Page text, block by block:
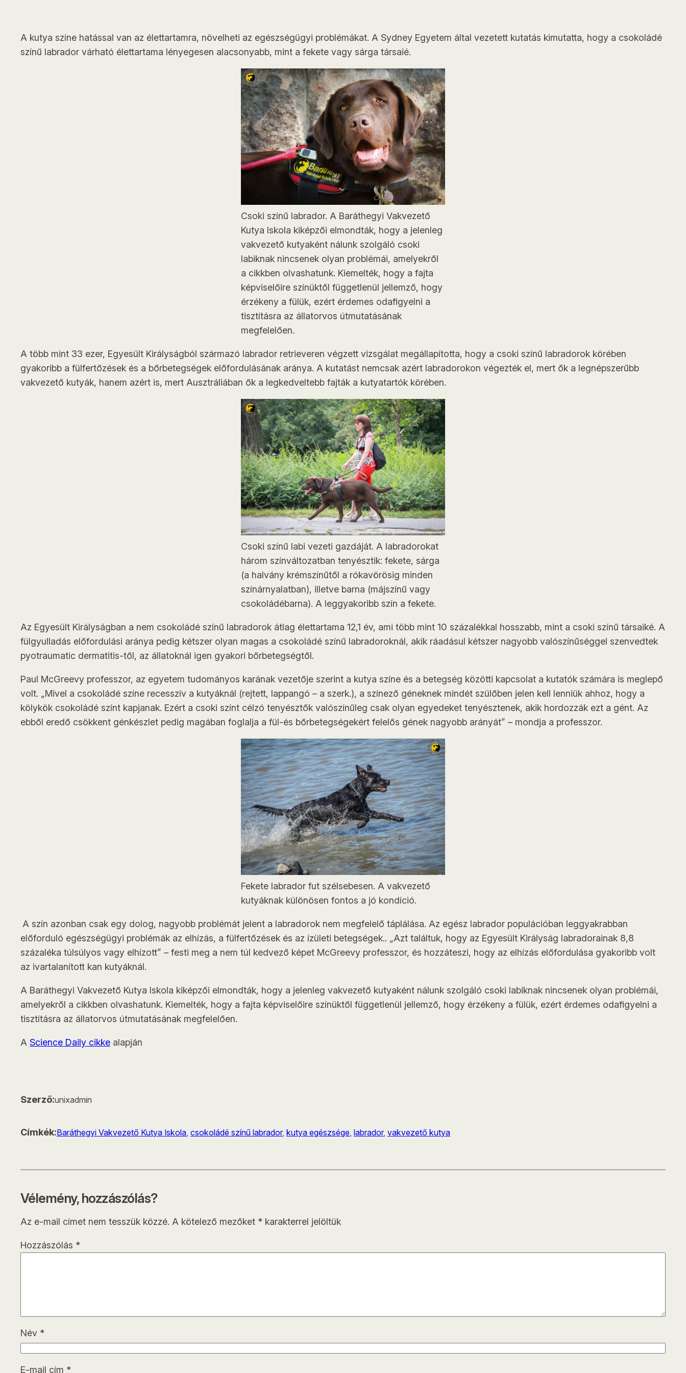
A kutya színe hatással van az élettartamra, növelheti az egészségügyi problémákat. A Sydney Egyetem által vezetett kutatás kimutatta, hogy a csokoládé
színű labrador várható élettartama lényegesen alacsonyabb, mint a fekete vagy sárga társaié.
Csoki színű labrador. A Baráthegyi Vakvezető
Kutya Iskola kiképzői elmondták, hogy a jelenleg
vakvezető kutyaként nálunk szolgáló csoki
labiknak nincsenek olyan problémái, amelyekről
a cikkben olvashatunk. Kiemelték, hogy a fajta
képviselőire színüktől függetlenül jellemző, hogy
érzékeny a fülük, ezért érdemes odafigyelni a
tisztításra az állatorvos útmutatásának
megfelelően.
A több mint 33 ezer, Egyesült Királyságból származó labrador retrieveren végzett vizsgálat megállapította, hogy a csoki színű labradorok körében
gyakoribb a fülfertőzések és a bőrbetegségek előfordulásának aránya. A kutatást nemcsak azért labradorokon végezték el, mert ők a legnépszerűbb
vakvezető kutyák, hanem azért is, mert Ausztráliában ők a legkedveltebb fajták a kutyatartók körében.
Csoki színű labi vezeti gazdáját. A labradorokat
három színváltozatban tenyésztik: fekete, sárga
(a halvány krémszínűtől a rókavörösig minden
színárnyalatban), illetve barna (májszínű vagy
csokoládébarna). A leggyakoribb szín a fekete.
Az Egyesült Királyságban a nem csokoládé színű labradorok átlag élettartama 12,1 év, ami több mint 10 százalékkal hosszabb, mint a csoki színű társaiké. A
fülgyulladás előfordulási aránya pedig kétszer olyan magas a csokoládé színű labradoroknál, akik ráadásul kétszer nagyobb valószínűséggel szenvedtek
pyotraumatic dermatitis-től, az állatoknál igen gyakori bőrbetegségtől.
Paul McGreevy professzor, az egyetem tudományos karának vezetője szerint a kutya színe és a betegség közötti kapcsolat a kutatók számára is meglepő
volt. „Mivel a csokoládé színe recesszív a kutyáknál (rejtett, lappangó – a szerk.), a színező géneknek mindét szülőben jelen kell lenniük ahhoz, hogy a
kölykök csokoládé színt kapjanak. Ezért a csoki színt célzó tenyésztők valószínűleg csak olyan egyedeket tenyésztenek, akik hordozzák ezt a gént. Az
ebből eredő csökkent génkészlet pedig magában foglalja a fül-és bőrbetegségekért felelős gének nagyobb arányát” – mondja a professzor.
Fekete labrador fut szélsebesen. A vakvezető
kutyáknak különösen fontos a jó kondíció.
A szín azonban csak egy dolog, nagyobb problémát jelent a labradorok nem megfelelő táplálása. Az egész labrador populációban leggyakrabban
előforduló egészségügyi problémák az elhízás, a fülfertőzések és az ízületi betegségek.. „Azt találtuk, hogy az Egyesült Királyság labradorainak 8,8
százaléka túlsúlyos vagy elhízott” – festi meg a nem túl kedvező képet McGreevy professzor, és hozzáteszi, hogy az elhízás előfordulása gyakoribb volt
az ivartalanított kan kutyáknál.
A Baráthegyi Vakvezető Kutya Iskola kiképzői elmondták, hogy a jelenleg vakvezető kutyaként nálunk szolgáló csoki labiknak nincsenek olyan problémái,
amelyekről a cikkben olvashatunk. Kiemelték, hogy a fajta képviselőire színüktől függetlenül jellemző, hogy érzékeny a fülük, ezért érdemes odafigyelni a
tisztításra az állatorvos útmutatásának megfelelően.
A Science Daily cikke alapján
Szerző:unixadmin
Címkék:Baráthegyi Vakvezető Kutya Iskola csokoládé színű labrador, kutya egészsége labrador, vakvezető kutya
Vélemény, hozzászólás?
Az e-mail címet nem tesszük közzé. A kötelező mezőket * karakterrel jelöltük
Hozzászólás *
Név *
E-mail cím *